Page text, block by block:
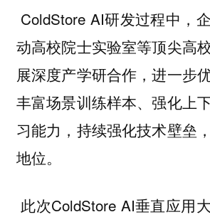
ColdStore AI研发过程中，
动高校院士实验室等顶尖高
展深度产学研合作，进一步
丰富场景训练样本、强化上
习能力，持续强化技术壁垒
地位。
此次ColdStore AI垂直应用